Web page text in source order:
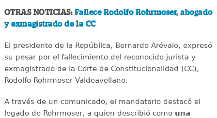
OTRAS NOTICIAS: Fallece Rodolfo Rohrmoser, abogado
y exmagistrado de la CC
El presidente de la República, Bernardo Arévalo, expresó
su pesar por el fallecimiento del reconocido jurista y
exmagistrado de la Corte de Constitucionalidad (CC),
Rodolfo Rohrmoser Valdeavellano.
A través de un comunicado, el mandatario destacó el
legado de Rohrmoser, a quien describió comouna